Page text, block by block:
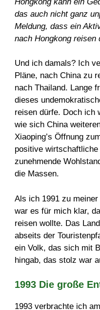
das auch nicht ganz
Meldung, dass ein
nach Hongkong reisen
Und ich damals? Ich
Pläne, nach China zu
nach Thailand. Lange
dieses
reisen dürfe. Doch ich
wie sich China
Xiaoping’s Öffnung
positive
zunehmende
die Massen.
Als ich 1991 zu
war es für mich klar,
reisen wollte. Das
abseits der
ein Volk, das sich mit
hingab, das stolz war
1993 Die große
1993 verbrachte ich